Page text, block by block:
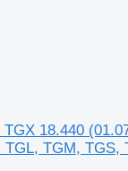
18.440
TGM, TGS,